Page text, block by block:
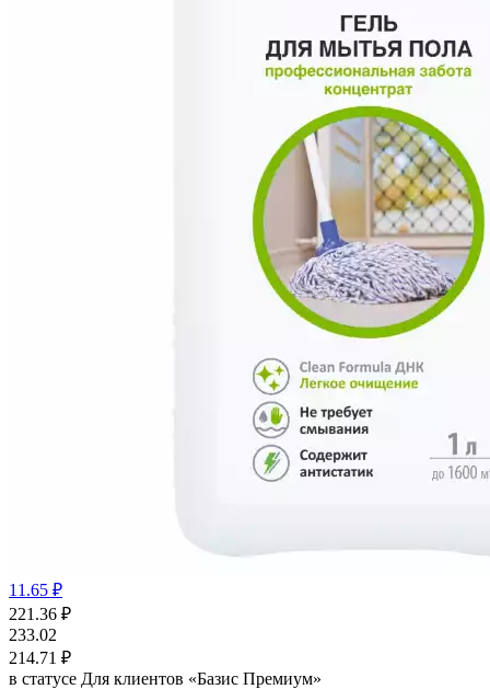
11.65 ₽
221.36 ₽
233.02
214.71 ₽
в статусе Для клиентов «Базис Премиум»